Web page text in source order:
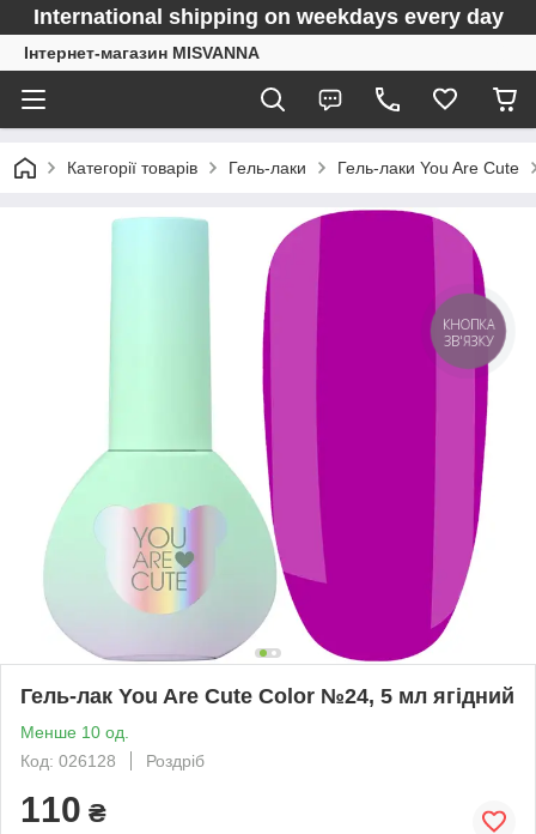
International shipping on weekdays every day
Інтернет-магазин MISVANNA
Категорії товарів Гель-лаки Гель-лаки You Are Cute
Гель-лак You Are Cute Color №24, 5 мл ягідний
Менше 10 од.
Код: 026128
Роздріб
110 ₴
КНОПКА
ЗВ'ЯЗКУ